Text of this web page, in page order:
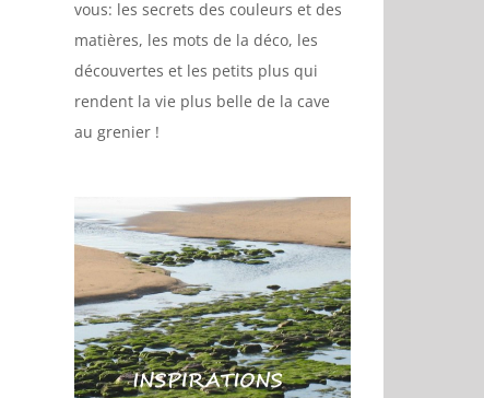
vous: les secrets des couleurs et des
matières, les mots de la déco, les
découvertes et les petits plus qui
rendent la vie plus belle de la cave
au grenier !